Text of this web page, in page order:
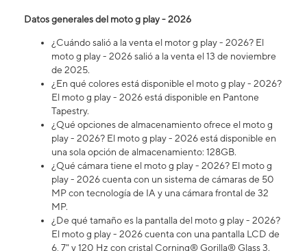
Datos generales del moto g play - 2026
¿Cuándo salió a la venta el motor g play - 2026? El
moto g play - 2026 salió a la venta el 13 de noviembre
de 2025.
¿En qué colores está disponible el moto g play - 2026?
El moto g play - 2026 está disponible en Pantone
Tapestry.
¿Qué opciones de almacenamiento ofrece el moto g
play - 2026? El moto g play - 2026 está disponible en
una sola opción de almacenamiento: 128GB.
¿Qué cámara tiene el moto g play - 2026? El moto g
play - 2026 cuenta con un sistema de cámaras de 50
MP con tecnología de IA y una cámara frontal de 32
MP.
¿De qué tamaño es la pantalla del moto g play - 2026?
El moto g play - 2026 cuenta con una pantalla LCD de
6, 7" y 120 Hz con cristal Corning® Gorilla® Glass 3.